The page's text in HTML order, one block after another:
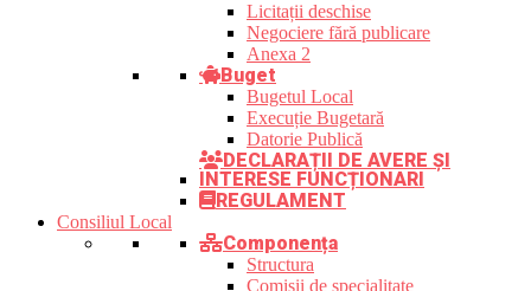
Licitații deschise
Negociere fără publicare
Anexa 2
Buget
Bugetul Local
Execuție Bugetară
Datorie Publică
DECLARAȚII DE AVERE ȘI
INTERESE FUNCȚIONARI
REGULAMENT
Consiliul Local
Componența
Structura
Comisii de specialitate